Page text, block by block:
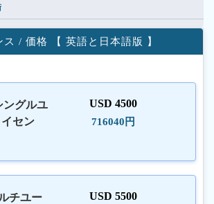
ス / 価格 【 英語と日本語版 】
ングルユ
セン
USD 4500
716040円
チユー
USD 5500